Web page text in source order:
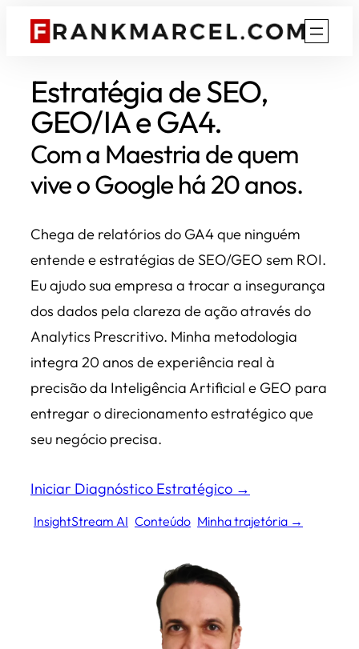
Estratégia de SEO,
GEO/IA e GA4.
Com a Maestria de quem
vive o Google há 20 anos.
Chega de relatórios do GA4 que ninguém
entende e estratégias de SEO/GEO sem ROI.
Eu ajudo sua empresa a trocar a insegurança
dos dados pela clareza de ação através do
Analytics Prescritivo. Minha metodologia
integra 20 anos de experiência real à
precisão da Inteligência Artificial e GEO para
entregar o direcionamento estratégico que
seu negócio precisa.
Iniciar Diagnóstico Estratégico →
InsightStream AI Conteúdo Minha trajetória →